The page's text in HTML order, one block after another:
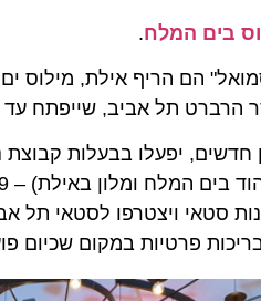
המלח.
הריף אילת, מילוס ים
תל אביב, שייפתח עד סוף
ויצטרפו לסטאי תל
פרטיות במקום שכיום